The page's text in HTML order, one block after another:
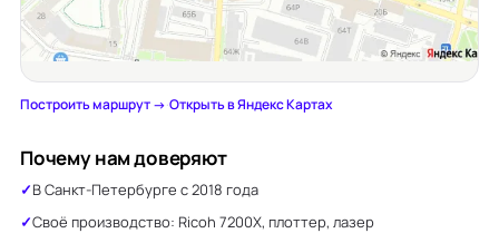
Построить маршрут →·Открыть в Яндекс Картах
Почему нам доверяют
В Санкт-Петербурге с 2018 года
Своё производство: Ricoh 7200X, плоттер, лазер